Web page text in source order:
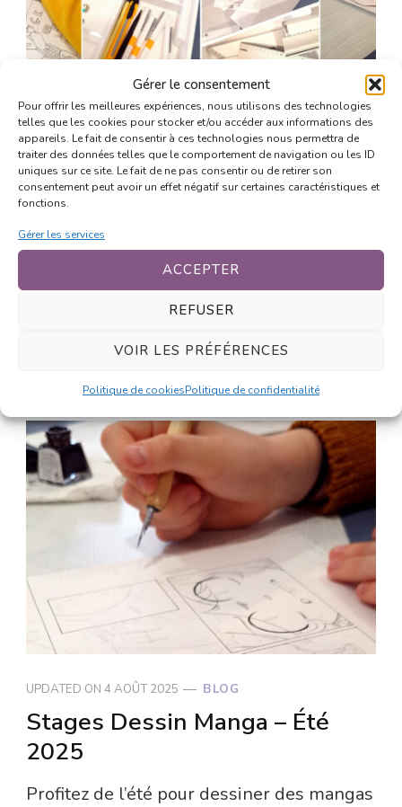
Gérer le consentement
Pour offrir les meilleures expériences, nous utilisons des technologies
telles que les cookies pour stocker et/ou accéder aux informations des
appareils. Le fait de consentir à ces technologies nous permettra de
traiter des données telles que le comportement de navigation ou les ID
uniques sur ce site. Le fait de ne pas consentir ou de retirer son
consentement peut avoir un effet négatif sur certaines caractéristiques et
fonctions.
Gérer les services
ACCEPTER
REFUSER
VOIR LES PRÉFÉRENCES
Politique de cookiesPolitique de confidentialité
UPDATED ON22 JANVIER 2026 BLOG
Nouveaux cours de dessin
manga pour la rentrée 2025
Vous êtes de plus en plus nombreux à
vous lancer dans l’aventure créative du
dessin manga à Toulouse, c’est super !
Pour cette nouvelle session …
LIRE LA SUITE
UPDATED ON 4 AOÛT 2025 BLOG
Stages Dessin Manga – Été
2025
Profitez de l’été pour dessiner des mangas